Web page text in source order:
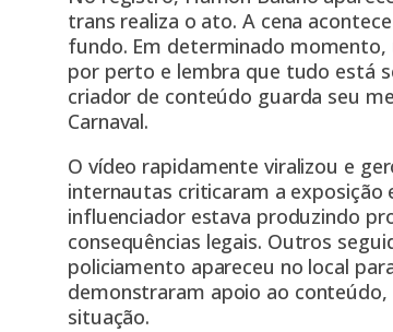
trans realiza o ato. A cena
fundo. Em determinado
por perto e lembra que tudo está
criador de conteúdo guarda seu
Carnaval.
O vídeo rapidamente viralizou e
internautas criticaram a
influenciador estava produzindo
consequências legais. Outros
policiamento apareceu no local
demonstraram apoio ao
situação.